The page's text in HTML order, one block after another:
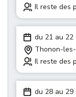
Il reste des
du 21 au
Thonon-
Il reste des
du 28 au